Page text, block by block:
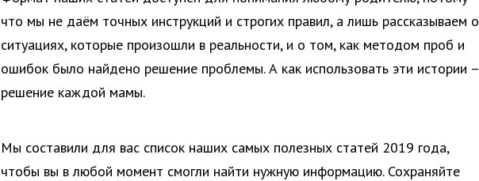
что мы не даём точных инструкций и строгих правил, а лишь рассказываем о
ситуациях, которые произошли в реальности, и о том, как методом проб и
ошибок было найдено решение проблемы. А как использовать эти истории –
решение каждой мамы.
Мы составили для вас список наших самых полезных статей 2019 года,
чтобы вы в любой момент смогли найти нужную информацию. Сохраняйте